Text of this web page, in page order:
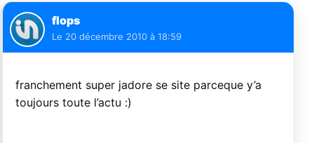
flops
Le 20 décembre 2010 à 18:59
franchement super jadore se site parceque y’a
toujours toute l’actu :)